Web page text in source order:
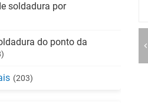
soldadura por
do ponto da
(203)